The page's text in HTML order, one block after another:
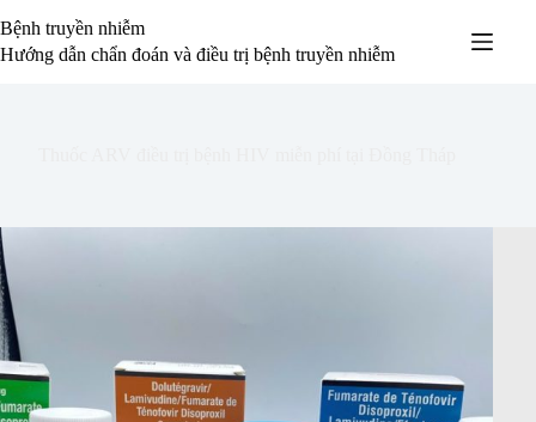
đến
phần
Bệnh truyền nhiễm
Hướng dẫn chẩn đoán và điều trị bệnh truyền nhiễm